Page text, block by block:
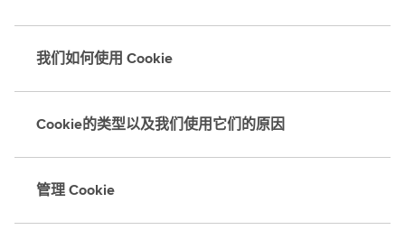
我们如何使用 Cookie
Cookie的类型以及我们使用它们的原因
管理 Cookie